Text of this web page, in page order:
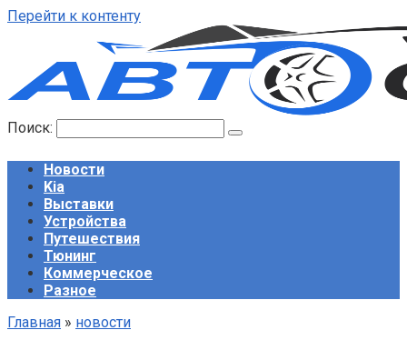
Перейти к контенту
Поиск:
Новости
Kia
Выставки
Устройства
Путешествия
Тюнинг
Коммерческое
Разное
Главная » новости